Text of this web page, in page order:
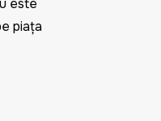
este
piața